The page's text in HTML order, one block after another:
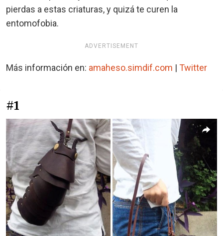
pierdas a estas criaturas, y quizá te curen la
entomofobia.
ADVERTISEMENT
Más información en: amaheso.simdif.com | Twitter
#1